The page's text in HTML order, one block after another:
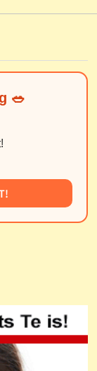
🥗